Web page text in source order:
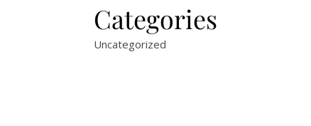
Categories
Uncategorized